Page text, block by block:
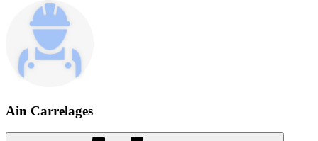
Ain Carrelages